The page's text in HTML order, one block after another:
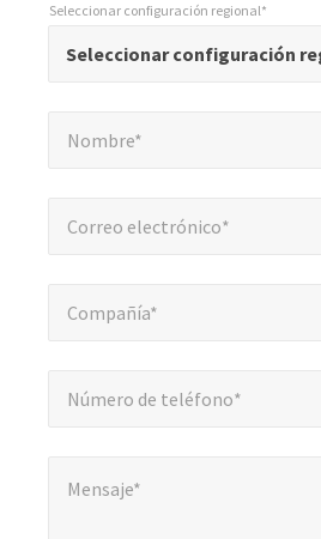
"
indica
Seleccionar configuración
Seleccionar configuración regional*
Nombre*
Correo electrónico*
Compañía*
Número de teléfono*
Mensaje*